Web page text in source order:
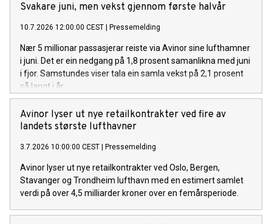
Svakare juni, men vekst gjennom første halvår
10.7.2026 12:00:00 CEST | Pressemelding
Nær 5 millionar passasjerar reiste via Avinor sine lufthamner
i juni. Det er ein nedgang på 1,8 prosent samanlikna med juni
i fjor. Samstundes viser tala ein samla vekst på 2,1 prosent
så langt i år.
Avinor lyser ut nye retailkontrakter ved fire av
landets største lufthavner
3.7.2026 10:00:00 CEST | Pressemelding
Avinor lyser ut nye retailkontrakter ved Oslo, Bergen,
Stavanger og Trondheim lufthavn med en estimert samlet
verdi på over 4,5 milliarder kroner over en femårsperiode.